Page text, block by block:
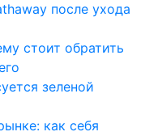
после ухода
стоит обратить
зеленой
как себя